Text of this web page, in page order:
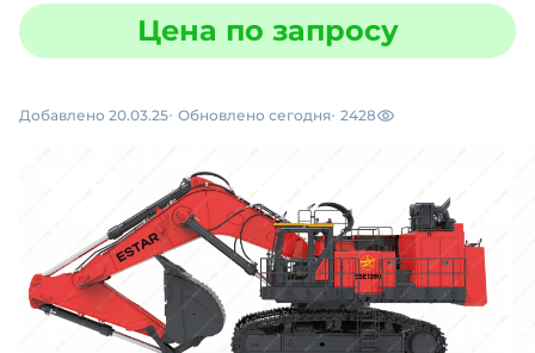
Цена по запросу
Добавлено 20.03.25 Обновлено сегодня 2428